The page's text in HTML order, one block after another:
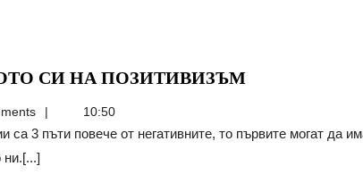
СИ НА ПОЗИТИВИЗЪМПОВДИГНЕТЕ
НА
10:50
ни.[...]